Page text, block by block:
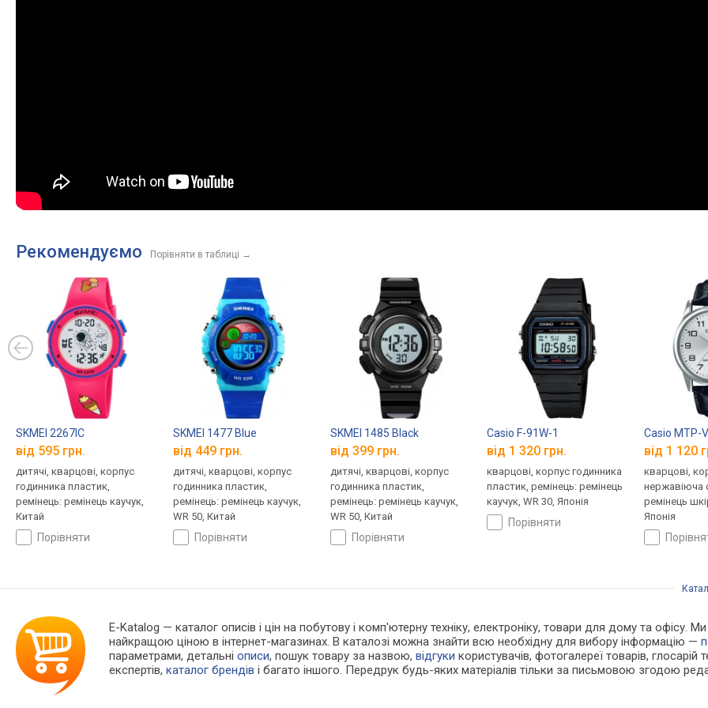
Рекомендуємо Порівняти в таблиці →
SKMEI 2267IC
від 595 грн.
дитячі, кварцові, корпус
годинника пластик,
ремінець: ремінець каучук,
Китай
порівняти
SKMEI 1477 Blue
від 449 грн.
дитячі, кварцові, корпус
годинника пластик,
ремінець: ремінець каучук,
WR 50, Китай
порівняти
SKMEI 1485 Black
від 399 грн.
дитячі, кварцові, корпус
годинника пластик,
ремінець: ремінець каучук,
WR 50, Китай
порівняти
Casio F-91W-1
від 1 320 грн.
кварцові, корпус годинника
пластик, ремінець: ремінець
каучук, WR 30, Японія
порівняти
Casio MTP-
від 1 120
кварцові,
нержавіюча
ремінець
Японія
E-Katalog — каталог описів і цін на побутову і комп'ютерну техніку, електроніку, товари для дому та офісу.
найкращою ціною в інтернет-магазинах. В каталозі можна знайти всю необхідну для вибору інформацію —
параметрами, детальніописи, пошук товару за назвою,відгуки користувачів, фотогалереї товарів, глосарій
експертів,каталог брендів і багато іншого. Передрук будь-яких матеріалів тільки за письмовою згодою